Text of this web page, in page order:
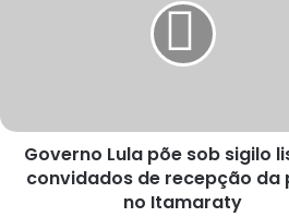
de
recepção
Governo Lula põe sob sigilo
convidados de recepção da
no Itamaraty